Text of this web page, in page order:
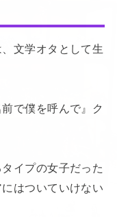
文学オタとして生
で僕を呼んで』ク
イプの女子だった
はついていけない